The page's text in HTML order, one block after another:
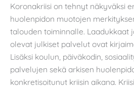
Koronakriisi on tehnyt näkyväksi
huolenpidon muotojen
talouden toiminnalle. Laadukkaat
olevat julkiset palvelut ovat
Lisäksi koulun, päiväkodin,
palvelujen sekä arkisen
konkretisoitunut kriisin aikana.